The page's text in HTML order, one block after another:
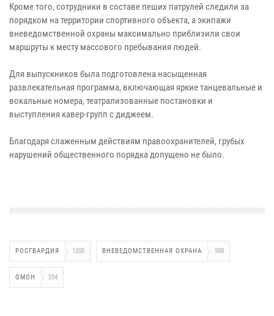
Кроме того, сотрудники в составе пеших патрулей следили за
порядком на территории спортивного объекта, а экипажи
вневедомственной охраны максимально приблизили свои
маршруты к месту массового пребывания людей.
Для выпускников была подготовлена насыщенная
развлекательная программа, включающая яркие танцевальные и
вокальные номера, театрализованные постановки и
выступления кавер-групп с диджеем.
Благодаря слаженным действиям правоохранителей, грубых
нарушений общественного порядка допущено не было.
РОСГВАРДИЯ 1200 ВНЕВЕДОМСТВЕННАЯ ОХРАНА 598
ОМОН 334